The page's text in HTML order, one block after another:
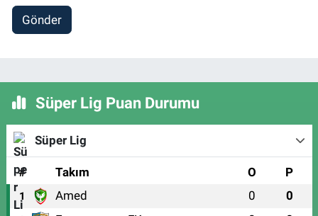
Gönder
Süper Lig Puan Durumu
Süper Lig
# Takım O P
1 Amed 0 0